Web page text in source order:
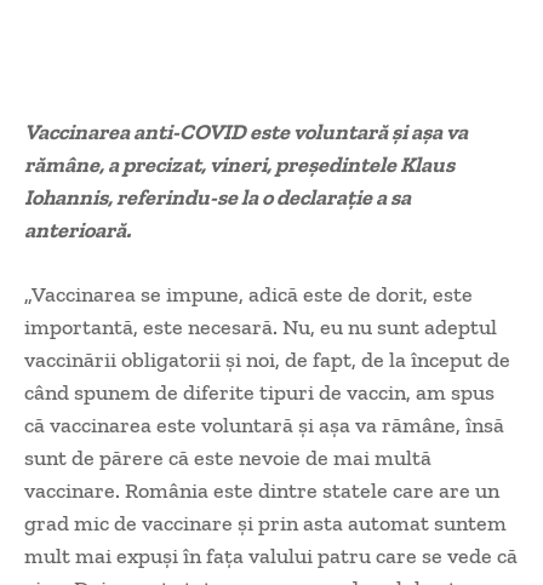
Vaccinarea anti-COVID este voluntară şi aşa va
rămâne, a precizat, vineri, preşedintele Klaus
Iohannis, referindu-se la o declaraţie a sa
anterioară.
„Vaccinarea se impune, adică este de dorit, este
importantă, este necesară. Nu, eu nu sunt adeptul
vaccinării obligatorii şi noi, de fapt, de la început de
când spunem de diferite tipuri de vaccin, am spus
că vaccinarea este voluntară şi aşa va rămâne, însă
sunt de părere că este nevoie de mai multă
vaccinare. România este dintre statele care are un
grad mic de vaccinare şi prin asta automat suntem
mult mai expuşi în faţa valului patru care se vede că